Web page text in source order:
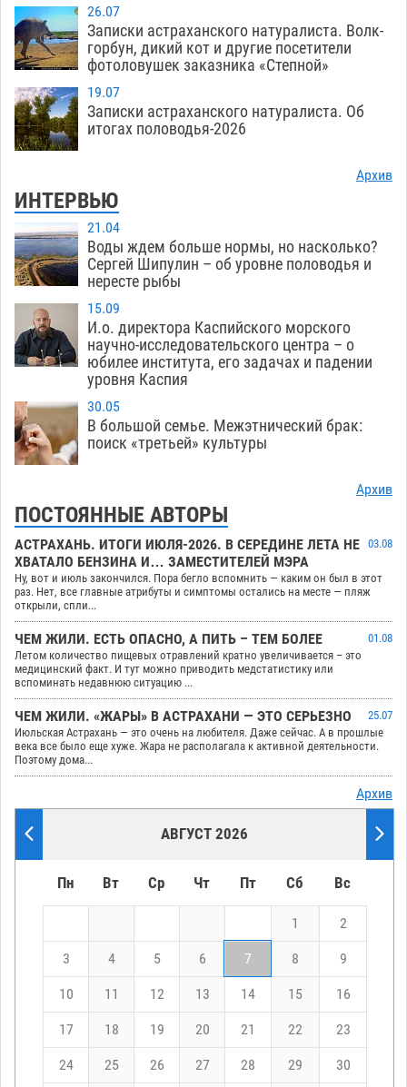
26.07
Записки астраханского натуралиста. Волк-
горбун, дикий кот и другие посетители
фотоловушек заказника «Степной»
19.07
Записки астраханского натуралиста. Об
итогах половодья-2026
Архив
ИНТЕРВЬЮ
21.04
Воды ждем больше нормы, но насколько?
Сергей Шипулин – об уровне половодья и
нересте рыбы
15.09
И.о. директора Каспийского морского
научно-исследовательского центра – о
юбилее института, его задачах и падении
уровня Каспия
30.05
В большой семье. Межэтнический брак:
поиск «третьей» культуры
Архив
ПОСТОЯННЫЕ АВТОРЫ
АСТРАХАНЬ. ИТОГИ ИЮЛЯ-2026. В СЕРЕДИНЕ ЛЕТА НЕ
ХВАТАЛО БЕНЗИНА И… ЗАМЕСТИТЕЛЕЙ МЭРА
03.08
Ну, вот и июль закончился. Пора бегло вспомнить — каким он был в этот
раз. Нет, все главные атрибуты и симптомы остались на месте — пляж
открыли, спли...
ЧЕМ ЖИЛИ. ЕСТЬ ОПАСНО, А ПИТЬ – ТЕМ БОЛЕЕ
01.08
Летом количество пищевых отравлений кратно увеличивается – это
медицинский факт. И тут можно приводить медстатистику или
вспоминать недавнюю ситуацию ...
ЧЕМ ЖИЛИ. «ЖАРЫ» В АСТРАХАНИ — ЭТО СЕРЬЕЗНО
25.07
Июльская Астрахань — это очень на любителя. Даже сейчас. А в прошлые
века все было еще хуже. Жара не располагала к активной деятельности.
Поэтому дома...
Архив
АВГУСТ 2026
Пн Вт Ср Чт Пт Сб Вс
1 2
3 4 5 6 7 8 9
10 11 12 13 14 15 16
17 18 19 20 21 22 23
24 25 26 27 28 29 30